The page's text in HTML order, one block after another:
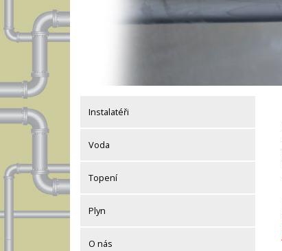
Instalatéři
Voda
Topení
Plyn
O nás